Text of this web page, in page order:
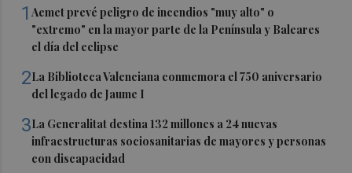
1Aemet prevé peligro de incendios "muy alto" o
"extremo" en la mayor parte de la Península y Baleares
el día del eclipse
2La Biblioteca Valenciana conmemora el 750 aniversario
del legado de Jaume I
3La Generalitat destina 132 millones a 24 nuevas
infraestructuras sociosanitarias de mayores y personas
con discapacidad